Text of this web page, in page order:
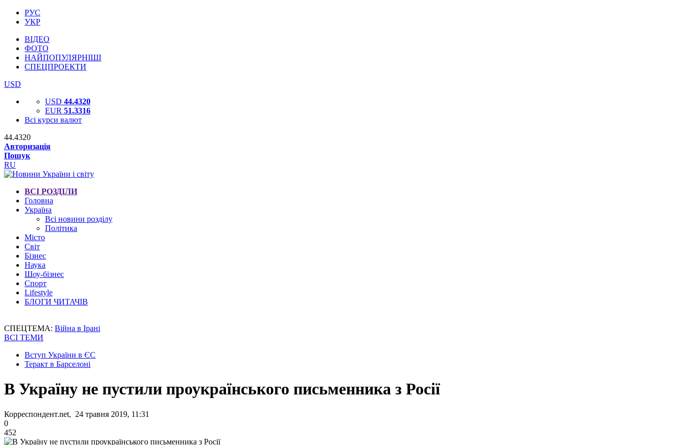
РУС
УКР
ВІДЕО
ФОТО
НАЙПОПУЛЯРНІШІ
СПЕЦПРОЕКТИ
USD
USD 44.4320
EUR 51.3316
Всі курси валют
44.4320
Авторизація
Пошук
RU
ВСІ РОЗДІЛИ
Головна
Україна
Всі новини розділу
Політика
Місто
Світ
Бізнес
Наука
Шоу-бізнес
Спорт
Lifestyle
БЛОГИ ЧИТАЧІВ
СПЕЦТЕМА: Війна в Ірані
ВСІ ТЕМИ
Вступ України в ЄС
Теракт в Барселоні
В Україну не пустили проукраїнського письменника з Росії
Корреспондент.net, 24 травня 2019, 11:31
0
452